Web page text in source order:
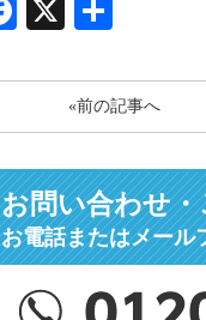
Facebook
X
«前の記事へ
お問い合わせ・
お電話またはメール